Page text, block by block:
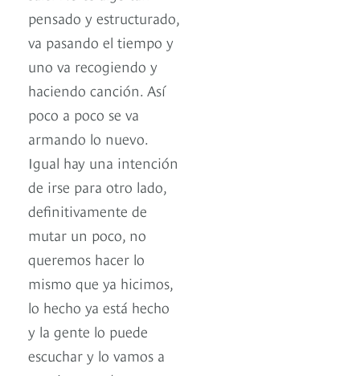
pensado y estructurado,
va pasando el tiempo y
uno va recogiendo y
haciendo canción. Así
poco a poco se va
armando lo nuevo.
Igual hay una intención
de irse para otro lado,
definitivamente de
mutar un poco, no
queremos hacer lo
mismo que ya hicimos,
lo hecho ya está hecho
y la gente lo puede
escuchar y lo vamos a